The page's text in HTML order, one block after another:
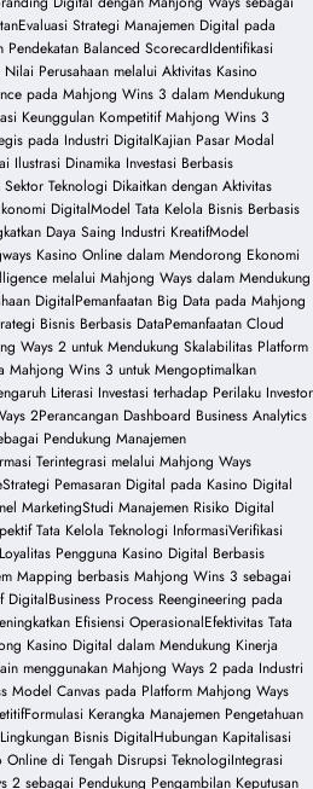
Evaluasi Strategi Manajemen Digital pada
Balanced ScorecardIdentifikasi
Perusahaan melalui Aktivitas Kasino
pada Mahjong Wins 3 dalam Mendukung
Keunggulan Kompetitif Mahjong Wins 3
pada Industri DigitalKajian Pasar Modal
Ilustrasi Dinamika Investasi Berbasis
Teknologi Dikaitkan dengan Aktivitas
DigitalModel Tata Kelola Bisnis Berbasis
Daya Saing Industri KreatifModel
Kasino Online dalam Mendorong Ekonomi
melalui Mahjong Ways dalam Mendukung
DigitalPemanfaatan Big Data pada Mahjong
Bisnis Berbasis DataPemanfaatan Cloud
Ways 2 untuk Mendukung Skalabilitas Platform
Mahjong Wins 3 untuk Mengoptimalkan
Literasi Investasi terhadap Perilaku Investor
2Perancangan Dashboard Business Analytics
Pendukung Manajemen
Terintegrasi melalui Mahjong Ways
Strategi Pemasaran Digital pada Kasino Digital
MarketingStudi Manajemen Risiko Digital
Tata Kelola Teknologi InformasiVerifikasi
Pengguna Kasino Digital Berbasis
Mapping berbasis Mahjong Wins 3 sebagai
DigitalBusiness Process Reengineering pada
Efisiensi OperasionalEfektivitas Tata
Kasino Digital dalam Mendukung Kinerja
menggunakan Mahjong Ways 2 pada Industri
Model Canvas pada Platform Mahjong Ways
Formulasi Kerangka Manajemen Pengetahuan
Bisnis DigitalHubungan Kapitalisasi
Online di Tengah Disrupsi TeknologiIntegrasi
2 sebagai Pendukung Pengambilan Keputusan